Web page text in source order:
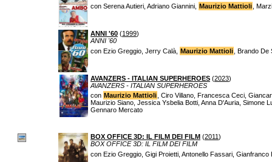
con Serena Autieri, Adriano Giannini, Maurizio Mattioli ,
ANNI '60 (1999)
ANNI '60
con Ezio Greggio, Jerry Calà, Maurizio Mattioli , Brando
AVANZERS - ITALIAN SUPERHEROES (2023)
AVANZERS - ITALIAN SUPERHEROES
con Maurizio Mattioli , Ciro Villano, Francesca Ceci,
Maurizio Siano, Jessica Ysbelia Botti, Anna D'Auria, Simone
Gennaro Mercato
BOX OFFICE 3D: IL FILM DEI FILM (2011)
BOX OFFICE 3D: IL FILM DEI FILM
con Ezio Greggio, Gigi Proietti, Antonello Fassari,